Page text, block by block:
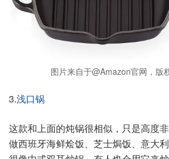
图片来自于@Amazon官网，版
3.浅口锅
这款和上面的炖锅很相似，只是高度
做西班牙海鲜烩饭、芝士焗饭、意大